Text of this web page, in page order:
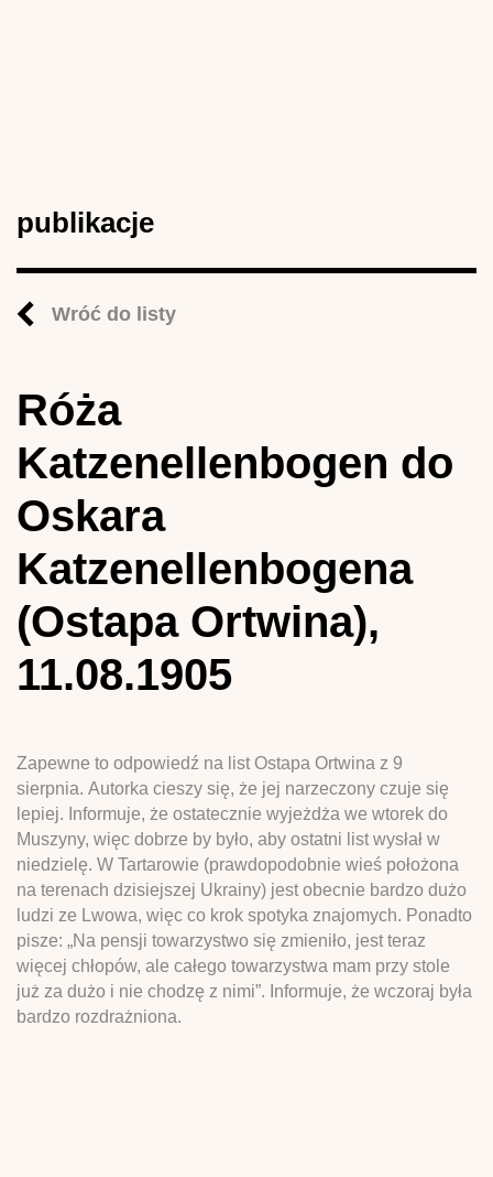
publikacje
Wróć do listy
Róża
Katzenellenbogen do
Oskara
Katzenellenbogena
(Ostapa Ortwina),
11.08.1905
Zapewne to odpowiedź na list Ostapa Ortwina z 9
sierpnia. Autorka cieszy się, że jej narzeczony czuje się
lepiej. Informuje, że ostatecznie wyjeżdża we wtorek do
Muszyny, więc dobrze by było, aby ostatni list wysłał w
niedzielę. W Tartarowie (prawdopodobnie wieś położona
na terenach dzisiejszej Ukrainy) jest obecnie bardzo dużo
ludzi ze Lwowa, więc co krok spotyka znajomych. Ponadto
pisze: „Na pensji towarzystwo się zmieniło, jest teraz
więcej chłopów, ale całego towarzystwa mam przy stole
już za dużo i nie chodzę z nimi”. Informuje, że wczoraj była
bardzo rozdrażniona.